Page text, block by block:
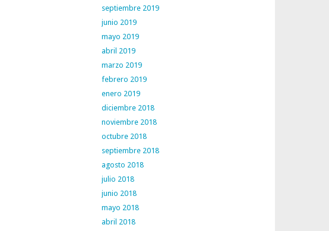
septiembre 2019
junio 2019
mayo 2019
abril 2019
marzo 2019
febrero 2019
enero 2019
diciembre 2018
noviembre 2018
octubre 2018
septiembre 2018
agosto 2018
julio 2018
junio 2018
mayo 2018
abril 2018